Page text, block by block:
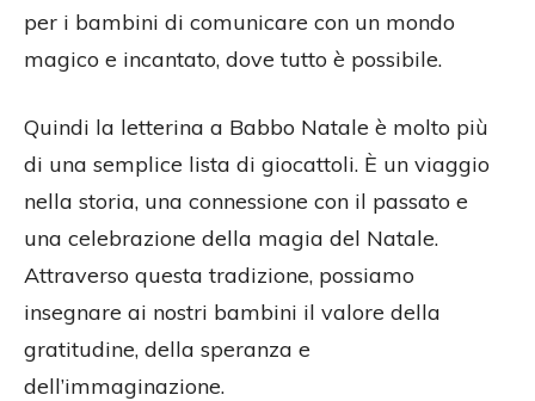
per i bambini di comunicare con un mondo
magico e incantato, dove tutto è possibile.
Quindi la letterina a Babbo Natale è molto più
di una semplice lista di giocattoli. È un viaggio
nella storia, una connessione con il passato e
una celebrazione della magia del Natale.
Attraverso questa tradizione, possiamo
insegnare ai nostri bambini il valore della
gratitudine, della speranza e
dell’immaginazione.